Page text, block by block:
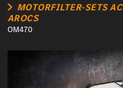
MOTORFILTER-SETS
AROCS
OM470